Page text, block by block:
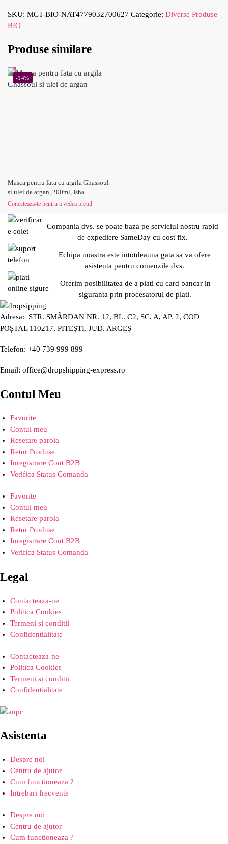
SKU: MCT-BIO-NAT4779032700627 Categorie: Diverse Produse
BIO
Produse similare
-14%
Masca pentru fata cu argila Ghassoul
si ulei de argan, 200ml, Isha
Conecteaza-te pentru a vedea pretul
Compania dvs. se poate baza pe serviciul nostru rapid
de expediere SameDay cu cost fix.
Echipa noastra este intotdeauna gata sa va ofere
asistenta pentru comenzile dvs.
Oferim posibilitatea de a plati cu card bancar in
siguranta prin procesatorul de plati.
Adresa: STR. SMÂRDAN NR. 12, BL. C2, SC. A, AP. 2, COD
POȘTAL 110217, PITEȘTI, JUD. ARGEȘ
Telefon: +40 739 999 899
Email: office@dropshipping-express.ro
Contul Meu
Favorite
Contul meu
Resetare parola
Retur Produse
Inregistrare Cont B2B
Verifica Status Comanda
Favorite
Contul meu
Resetare parola
Retur Produse
Inregistrare Cont B2B
Verifica Status Comanda
Legal
Contacteaza-ne
Politica Cookies
Termeni si conditii
Confidentialitate
Contacteaza-ne
Politica Cookies
Termeni si conditii
Confidentialitate
Asistenta
Despre noi
Centru de ajutor
Cum functioneaza ?
Intrebari frecvente
Despre noi
Centru de ajutor
Cum functioneaza ?